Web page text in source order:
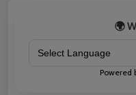
🌍
Powered